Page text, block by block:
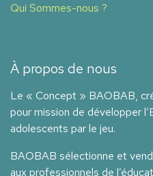
Qui Sommes-nous ?
À propos de nous
Le « Concept » BAOBAB,
pour mission de développer
adolescents par le jeu.
BAOBAB sélectionne et
aux professionnels de